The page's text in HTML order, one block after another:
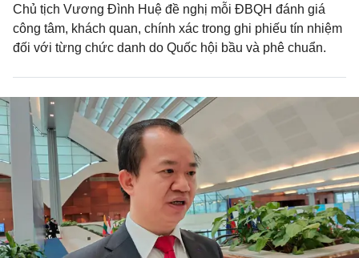
Chủ tịch Vương Đình Huệ đề nghị mỗi ĐBQH đánh giá
công tâm, khách quan, chính xác trong ghi phiếu tín nhiệm
đối với từng chức danh do Quốc hội bầu và phê chuẩn.